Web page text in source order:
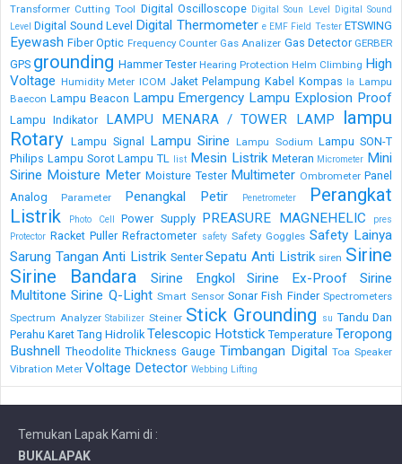
Transformer Cutting Tool Digital Oscilloscope Digital Soun Level Digital Sound
Level Digital Sound Level Digital Thermometer e EMF Field Tester ETSWING
Eyewash Fiber Optic Frequency Counter Gas Analizer Gas Detector GERBER
GPS grounding Hammer Tester Hearing Protection Helm Climbing High
Voltage Humidity Meter ICOM Jaket Pelampung Kabel Kompas la Lampu
Baecon Lampu Beacon Lampu Emergency Lampu Explosion Proof
Lampu Indikator LAMPU MENARA / TOWER LAMP
lampu
Rotary Lampu Signal Lampu Sirine Lampu Sodium Lampu SON-T
Philips Lampu Sorot Lampu TL list Mesin Listrik Meteran Micrometer Mini
Sirine Moisture Meter Moisture Tester Multimeter Ombrometer Panel
Analog
Parameter Penangkal Petir Penetrometer
Perangkat
Listrik
Photo Cell Power Supply PREASURE MAGNEHELIC
pres
Protector Racket Puller Refractometer safety Safety Goggles Safety Lainya
Sarung Tangan Anti Listrik Senter Sepatu Anti Listrik siren Sirine
Sirine Bandara
Sirine Engkol Sirine Ex-Proof
Sirine
Multitone Sirine Q-Light Smart Sensor Sonar Fish Finder Spectrometers
Spectrum Analyzer Stabilizer Steiner Stick Grounding su Tandu Dan
Perahu Karet Tang Hidrolik Telescopic Hotstick Temperature Teropong
Bushnell Theodolite Thickness Gauge Timbangan Digital Toa Speaker
Vibration Meter Voltage Detector Webbing Lifting
Temukan Lapak Kami di :
BUKALAPAK